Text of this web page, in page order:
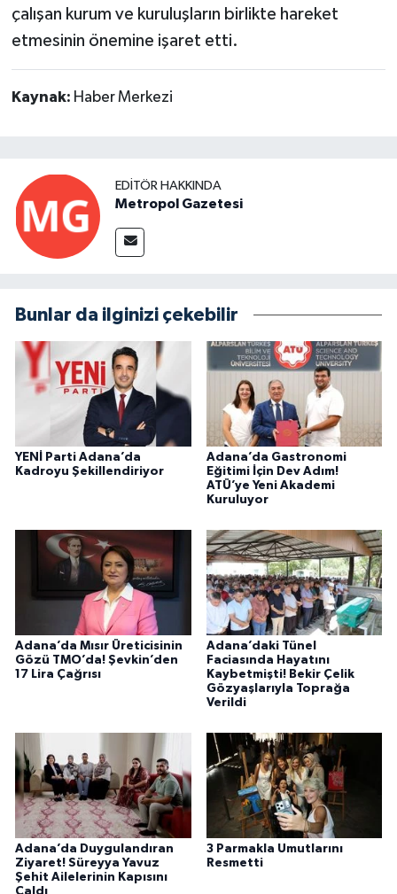
çalışan kurum ve kuruluşların birlikte hareket
etmesinin önemine işaret etti.
Kaynak: Haber Merkezi
EDITÖR HAKKINDA
Metropol Gazetesi
Bunlar da ilginizi çekebilir
YENİ Parti Adana’da
Kadroyu Şekillendiriyor
Adana’da Gastronomi
Eğitimi İçin Dev Adım!
ATÜ’ye Yeni Akademi
Kuruluyor
Adana’da Mısır Üreticisinin
Gözü TMO’da! Şevkin’den
17 Lira Çağrısı
Adana’daki Tünel
Faciasında Hayatını
Kaybetmişti! Bekir Çelik
Gözyaşlarıyla Toprağa
Verildi
Adana’da Duygulandıran
Ziyaret! Süreyya Yavuz
Şehit Ailelerinin Kapısını
Çaldı
3 Parmakla Umutlarını
Resmetti